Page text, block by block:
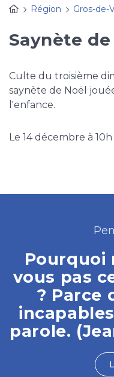
Région
Gros-de-
Saynète de
Culte du troisième
saynète de Noël
l'enfance.
Le 14 décembre à
Pourquoi
vous pas
? Parce
parole.